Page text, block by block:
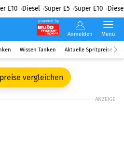
E10 Diesel Super E5 Super E10 Diesel
powered by
Anmelden Menü
Wissen Tanken Aktuelle Spritpreise
vergleichen
ANZEIGE